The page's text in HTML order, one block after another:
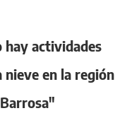
hay actividades
nieve en la región